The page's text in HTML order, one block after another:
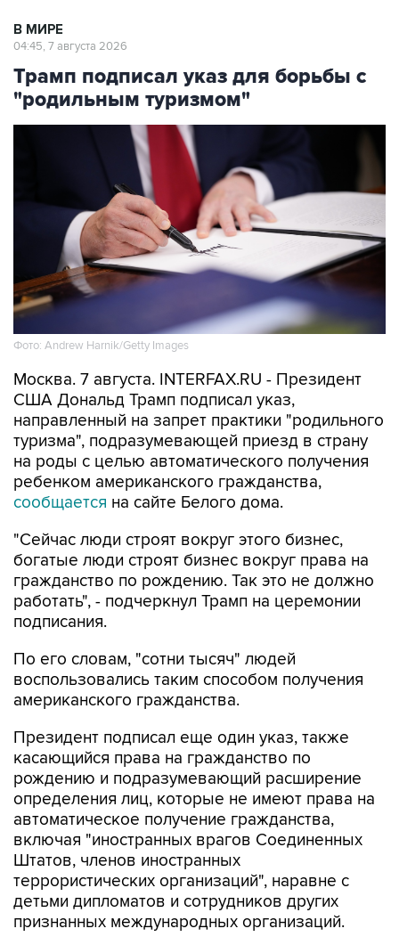
В МИРЕ
04:45, 7 августа 2026
Трамп подписал указ для борьбы с
"родильным туризмом"
Фото: Andrew Harnik/Getty Images
Москва. 7 августа. INTERFAX.RU - Президент
США Дональд Трамп подписал указ,
направленный на запрет практики "родильного
туризма", подразумевающей приезд в страну
на роды с целью автоматического получения
ребенком американского гражданства,
сообщается на сайте Белого дома.
"Сейчас люди строят вокруг этого бизнес,
богатые люди строят бизнес вокруг права на
гражданство по рождению. Так это не должно
работать", - подчеркнул Трамп на церемонии
подписания.
По его словам, "сотни тысяч" людей
воспользовались таким способом получения
американского гражданства.
Президент подписал еще один указ, также
касающийся права на гражданство по
рождению и подразумевающий расширение
определения лиц, которые не имеют права на
автоматическое получение гражданства,
включая "иностранных врагов Соединенных
Штатов, членов иностранных
террористических организаций", наравне с
детьми дипломатов и сотрудников других
признанных международных организаций.